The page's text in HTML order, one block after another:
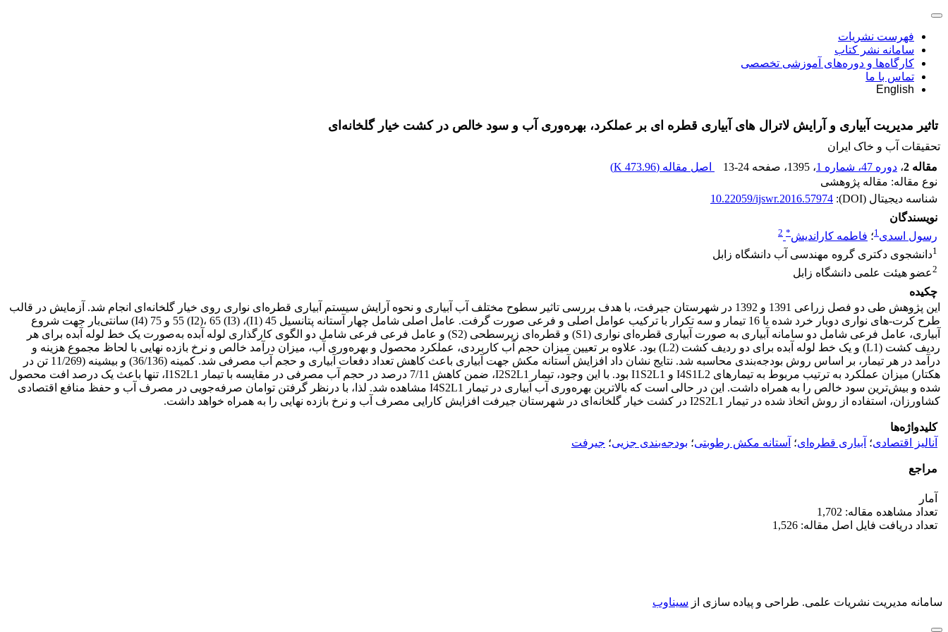
فهرست نشریات
سامانه نشر کتاب
کارگاه‌ها و دوره‌های آموزشی تخصصی
تماس با ما
English
تاثیر مدیریت آبیاری و آرایش لاترال های آبیاری قطره ای بر عملکرد، بهره‌وری آب و سود خالص در کشت خیار گلخانه‌ای
تحقیقات آب و خاک ایران
مقاله 2
، دوره 47، شماره 1 ، 1395 ، صفحه 13-24 اصل مقاله (473.96 K
)
نوع مقاله: مقاله پژوهشی
شناسه دیجیتال (DOI):
10.22059/ijswr.2016.57974
نویسندگان
رسول اسدی1؛ فاطمه کاراندیش*
2
1دانشجوی دکتری گروه مهندسی آب دانشگاه زابل
2عضو هیئت علمی دانشگاه زابل
چکیده
این پژوهش طی دو فصل زراعی 1391 و 1392 در شهرستان جیرفت، با هدف بررسی تاثیر سطوح مختلف آب آبیاری و نحوه آرایش سیستم آبیاری قطره‌ای نواری روی خیار گلخانه‌ای انجام شد. آزمایش در قالب
طرح کرت-های نواری دوبار خرد شده با 16 تیمار و سه تکرار با ترکیب عوامل اصلی و فرعی صورت گرفت. عامل اصلی شامل چهار آستانه پتانسیل 45 (I1)، 55 (I2)، 65 (I3) و 75 (I4) سانتی‌بار جهت شروع
آبیاری، عامل فرعی شامل دو سامانه آبیاری به صورت آبیاری قطره‌ای نواری (S1) و قطره‌ای زیرسطحی (S2) و عامل فرعی فرعی شامل دو الگوی کارگذاری لوله آبده به‌صورت یک خط لوله آبده برای هر
ردیف کشت (L1) و یک خط لوله آبده برای دو ردیف کشت (L2) بود. علاوه بر تعیین میزان حجم آب کاربردی، عملکرد محصول و بهره‌وری آب، میزان درآمد خالص و نرخ بازده نهایی با لحاظ مجموع هزینه و
درآمد در هر تیمار، بر اساس روش بودجه‌بندی محاسبه شد. نتایج نشان داد افزایش آستانه مکش جهت آبیاری باعث کاهش تعداد دفعات آبیاری و حجم آب مصرفی شد. کمینه (36/136) و بیشینه (11/269 تن در
هکتار) میزان عملکرد به ترتیب مربوط به تیمارهای I4S1L2 و I1S2L1 بود. با این وجود، تیمار I2S2L1، ضمن کاهش 7/11 درصد در حجم آب مصرفی در مقایسه با تیمار I1S2L1، تنها باعث یک درصد افت محصول
شده و بیش‌ترین سود خالص را به همراه داشت. این در حالی است که بالاترین بهره‌وری آب آبیاری در تیمار I4S2L1 مشاهده شد. لذا، با درنظر گرفتن توامان صرفه‌جویی در مصرف آب و حفظ منافع اقتصادی
کشاورزان، استفاده از روش اتخاذ شده در تیمار I2S2L1 در کشت خیار گلخانه‌ای در شهرستان جیرفت افزایش کارایی مصرف آب و نرخ بازده نهایی را به همراه خواهد داشت.
کلیدواژه‌ها
آنالیز اقتصادی؛ آبیاری قطره‌ای؛ آستانه مکش رطوبتی؛ بودجه‌بندی جزیی؛ جیرفت
مراجع
آمار
تعداد مشاهده مقاله: 1,702
تعداد دریافت فایل اصل مقاله: 1,526
سامانه مدیریت نشریات علمی. طراحی و پیاده سازی از سیناوب